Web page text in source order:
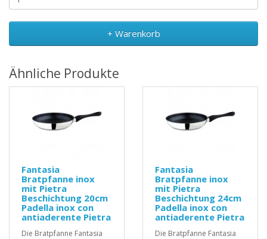
+ Warenkorb
Ähnliche Produkte
Fantasia
Bratpfanne inox
mit Pietra
Beschichtung 20cm
Padella inox con
antiaderente Pietra
Die Bratpfanne Fantasia
Fantasia
Bratpfanne inox
mit Pietra
Beschichtung 24cm
Padella inox con
antiaderente Pietra
Die Bratpfanne Fantasia